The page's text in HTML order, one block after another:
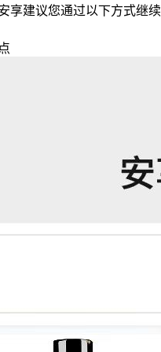
享建议您通过以下方式继